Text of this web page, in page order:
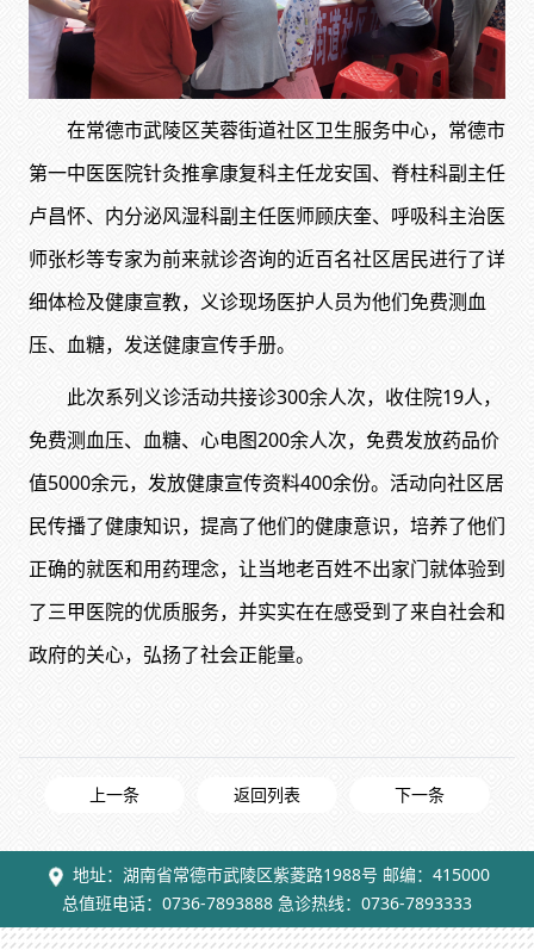
在常德市武陵区芙蓉街道社区卫生服务中心，常德市
第一中医医院针灸推拿康复科主任龙安国、脊柱科副主任
卢昌怀、内分泌风湿科副主任医师顾庆奎、呼吸科主治医
师张杉等专家为前来就诊咨询的近百名社区居民进行了详
细体检及健康宣教，义诊现场医护人员为他们免费测血
压、血糖，发送健康宣传手册。
此次系列义诊活动共接诊300余人次，收住院19人，
免费测血压、血糖、心电图200余人次，免费发放药品价
值5000余元，发放健康宣传资料400余份。活动向社区居
民传播了健康知识，提高了他们的健康意识，培养了他们
正确的就医和用药理念，让当地老百姓不出家门就体验到
了三甲医院的优质服务，并实实在在感受到了来自社会和
政府的关心，弘扬了社会正能量。
上一条 返回列表 下一条
地址：湖南省常德市武陵区紫菱路1988号 邮编：415000
总值班电话：0736-7893888 急诊热线：0736-7893333